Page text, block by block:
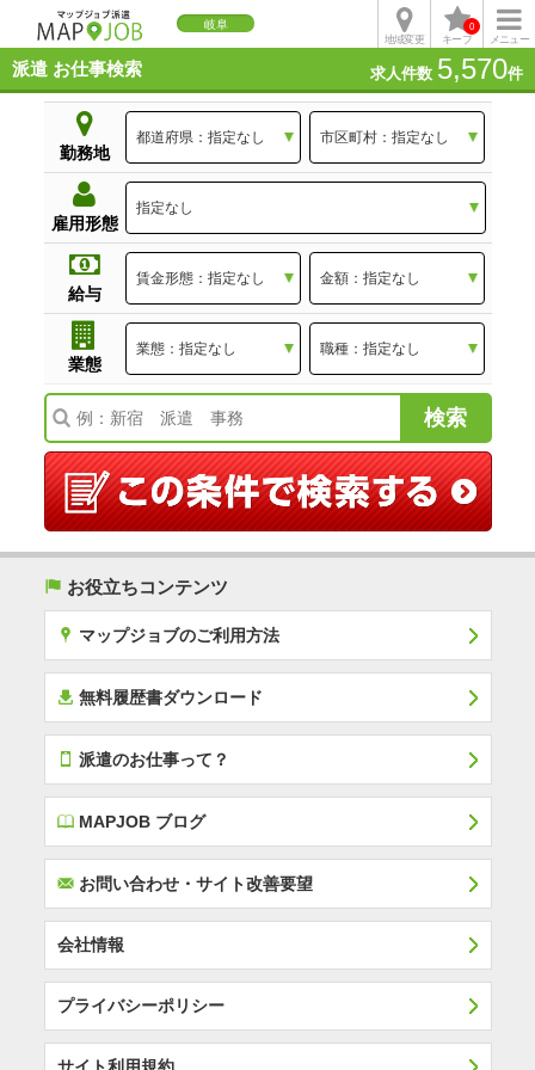
岐阜
メニュー
キープ
0
地域変更
派遣 お仕事検索 求人件数 5,570件
勤務地
雇用形態
給与
業態
( お役立ちコンテンツ
x マップジョブのご利用方法
í 無料履歴書ダウンロード
T 派遣のお仕事って？
EMAPJOB ブログ
Fお問い合わせ・サイト改善要望
会社情報
プライバシーポリシー